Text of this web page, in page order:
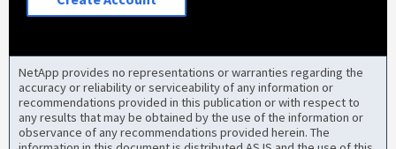
NetApp provides no representations or warranties regarding the
accuracy or reliability or serviceability of any information or
recommendations provided in this publication or with respect to
any results that may be obtained by the use of the information or
observance of any recommendations provided herein. The